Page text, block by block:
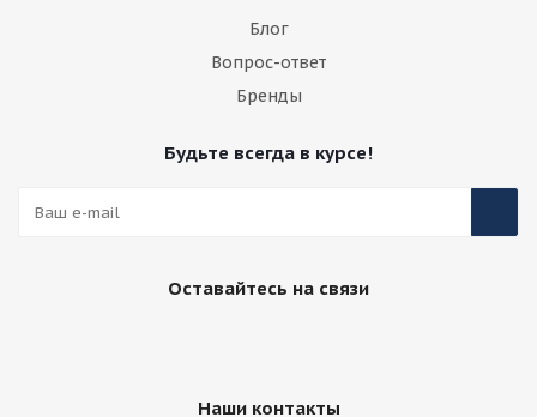
Блог
Вопрос-ответ
Бренды
Будьте всегда в курсе!
Оставайтесь на связи
Наши контакты